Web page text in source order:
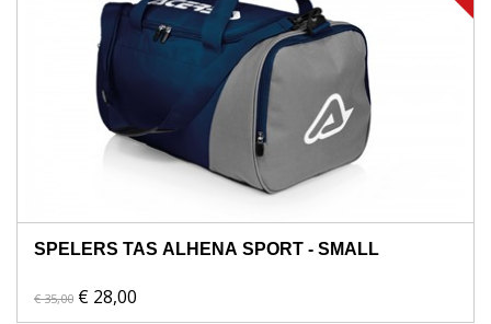
SPELERS TAS ALHENA SPORT - SMALL
€ 35,00 € 28,00